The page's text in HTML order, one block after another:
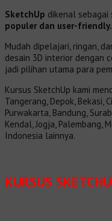
SketchUp dikenal
populer dan user-friendly.
Mudah dipelajari, ringan,
desain 3D interior dengan
jadi pilihan utama para
Kursus SketchUp kami
Tangerang, Depok, Bekasi,
Purwakarta, Bandung,
Kendal, Jogja, Palembang,
Indonesia lainnya.
KURSUS